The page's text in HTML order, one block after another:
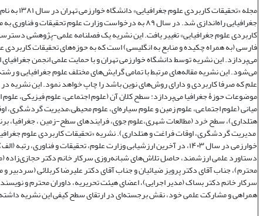
مجله «تحقیقات کاربردی
جغرافیایی راه‌اندازی شد. در سال ۸۹ به درخواست وزارت علوم تحقیقات و
کاربردی علوم جغرافیایی» تغییر یافت. این نشریه یک فصلنامه علمی‌-پژوهشی
فارسی (به همراه چکیده و منابع به انگلیسی) است که به حوزه‌های تحقیقات کاربردی
می‌پردازد. این نشریه توسط دانشگاه خوارزمی تهران و با حمایت علمی انجمن جغرافیای
می‌شود. این نشریه مقاله‌های مرتبط با تمامی گرایش‌های مختلف علوم جغرافیایی و
علم که صرفا کاربردی و دارای روش‌های نوین باشد را چاپ خواهد نمود. این نشریه
موضوعات حوزۀ جغرافیا می‌پردازد: سطح کلان آن (علوم اجتماعی، علوم فیزیکی،
میانی (علوم اجتماعی، علوم زمین و علوم سیاره‌ای، علوم محیطی،مدیریت گردشگری،
هتلداری)، سطح خرد (مطالعات شهری،علوم جوی، فرایندهای سطح-زمین ، جغرافیا،
مدیریت گردشگری، اوقات فراغت و هتلداری). نشریه «تحقیقات کاربردی علوم
خوارزمی در سال ۱۴۰۳، در آخرین ارزشیابی وزارت علوم، تحقیقات و فناوری،
دستاورد علمی ارزشمند، حاصل تلاش‌های شبانه‌روزی سرکار خانم دکتر حجازی‌زاده
محترم)، جناب آقای دکتر پرویز ضیائیان و جناب آقای دکتر علیرضا کربلائی (سردبیر
سرکار خانم دکتر بساک (مدیر اجرایی)، اعضای هیئت تحریریه، داوران محترم و
همراهی و مشارکت علمی خود، نقش برجسته‌ای در ارتقای سطح کیفی این نشریه